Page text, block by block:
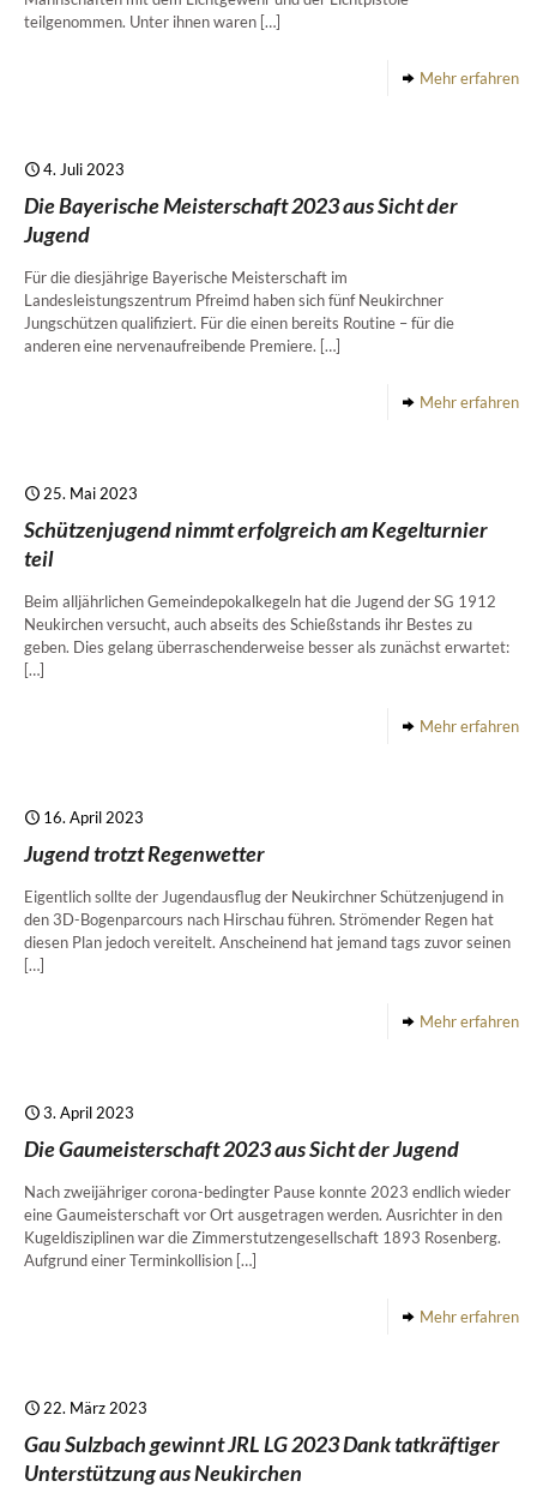
teilgenommen. Unter ihnen waren […]
Mehr erfahren
4. Juli 2023
Die Bayerische Meisterschaft 2023 aus Sicht der
Jugend
Für die diesjährige Bayerische Meisterschaft im
Landesleistungszentrum Pfreimd haben sich fünf Neukirchner
Jungschützen qualifiziert. Für die einen bereits Routine – für die
anderen eine nervenaufreibende Premiere. […]
Mehr erfahren
25. Mai 2023
Schützenjugend nimmt erfolgreich am Kegelturnier
teil
Beim alljährlichen Gemeindepokalkegeln hat die Jugend der SG 1912
Neukirchen versucht, auch abseits des Schießstands ihr Bestes zu
geben. Dies gelang überraschenderweise besser als zunächst erwartet:
[…]
Mehr erfahren
16. April 2023
Jugend trotzt Regenwetter
Eigentlich sollte der Jugendausflug der Neukirchner Schützenjugend in
den 3D-Bogenparcours nach Hirschau führen. Strömender Regen hat
diesen Plan jedoch vereitelt. Anscheinend hat jemand tags zuvor seinen
[…]
Mehr erfahren
3. April 2023
Die Gaumeisterschaft 2023 aus Sicht der Jugend
Nach zweijähriger corona-bedingter Pause konnte 2023 endlich wieder
eine Gaumeisterschaft vor Ort ausgetragen werden. Ausrichter in den
Kugeldisziplinen war die Zimmerstutzengesellschaft 1893 Rosenberg.
Aufgrund einer Terminkollision […]
Mehr erfahren
22. März 2023
Gau Sulzbach gewinnt JRL LG 2023 Dank tatkräftiger
Unterstützung aus Neukirchen